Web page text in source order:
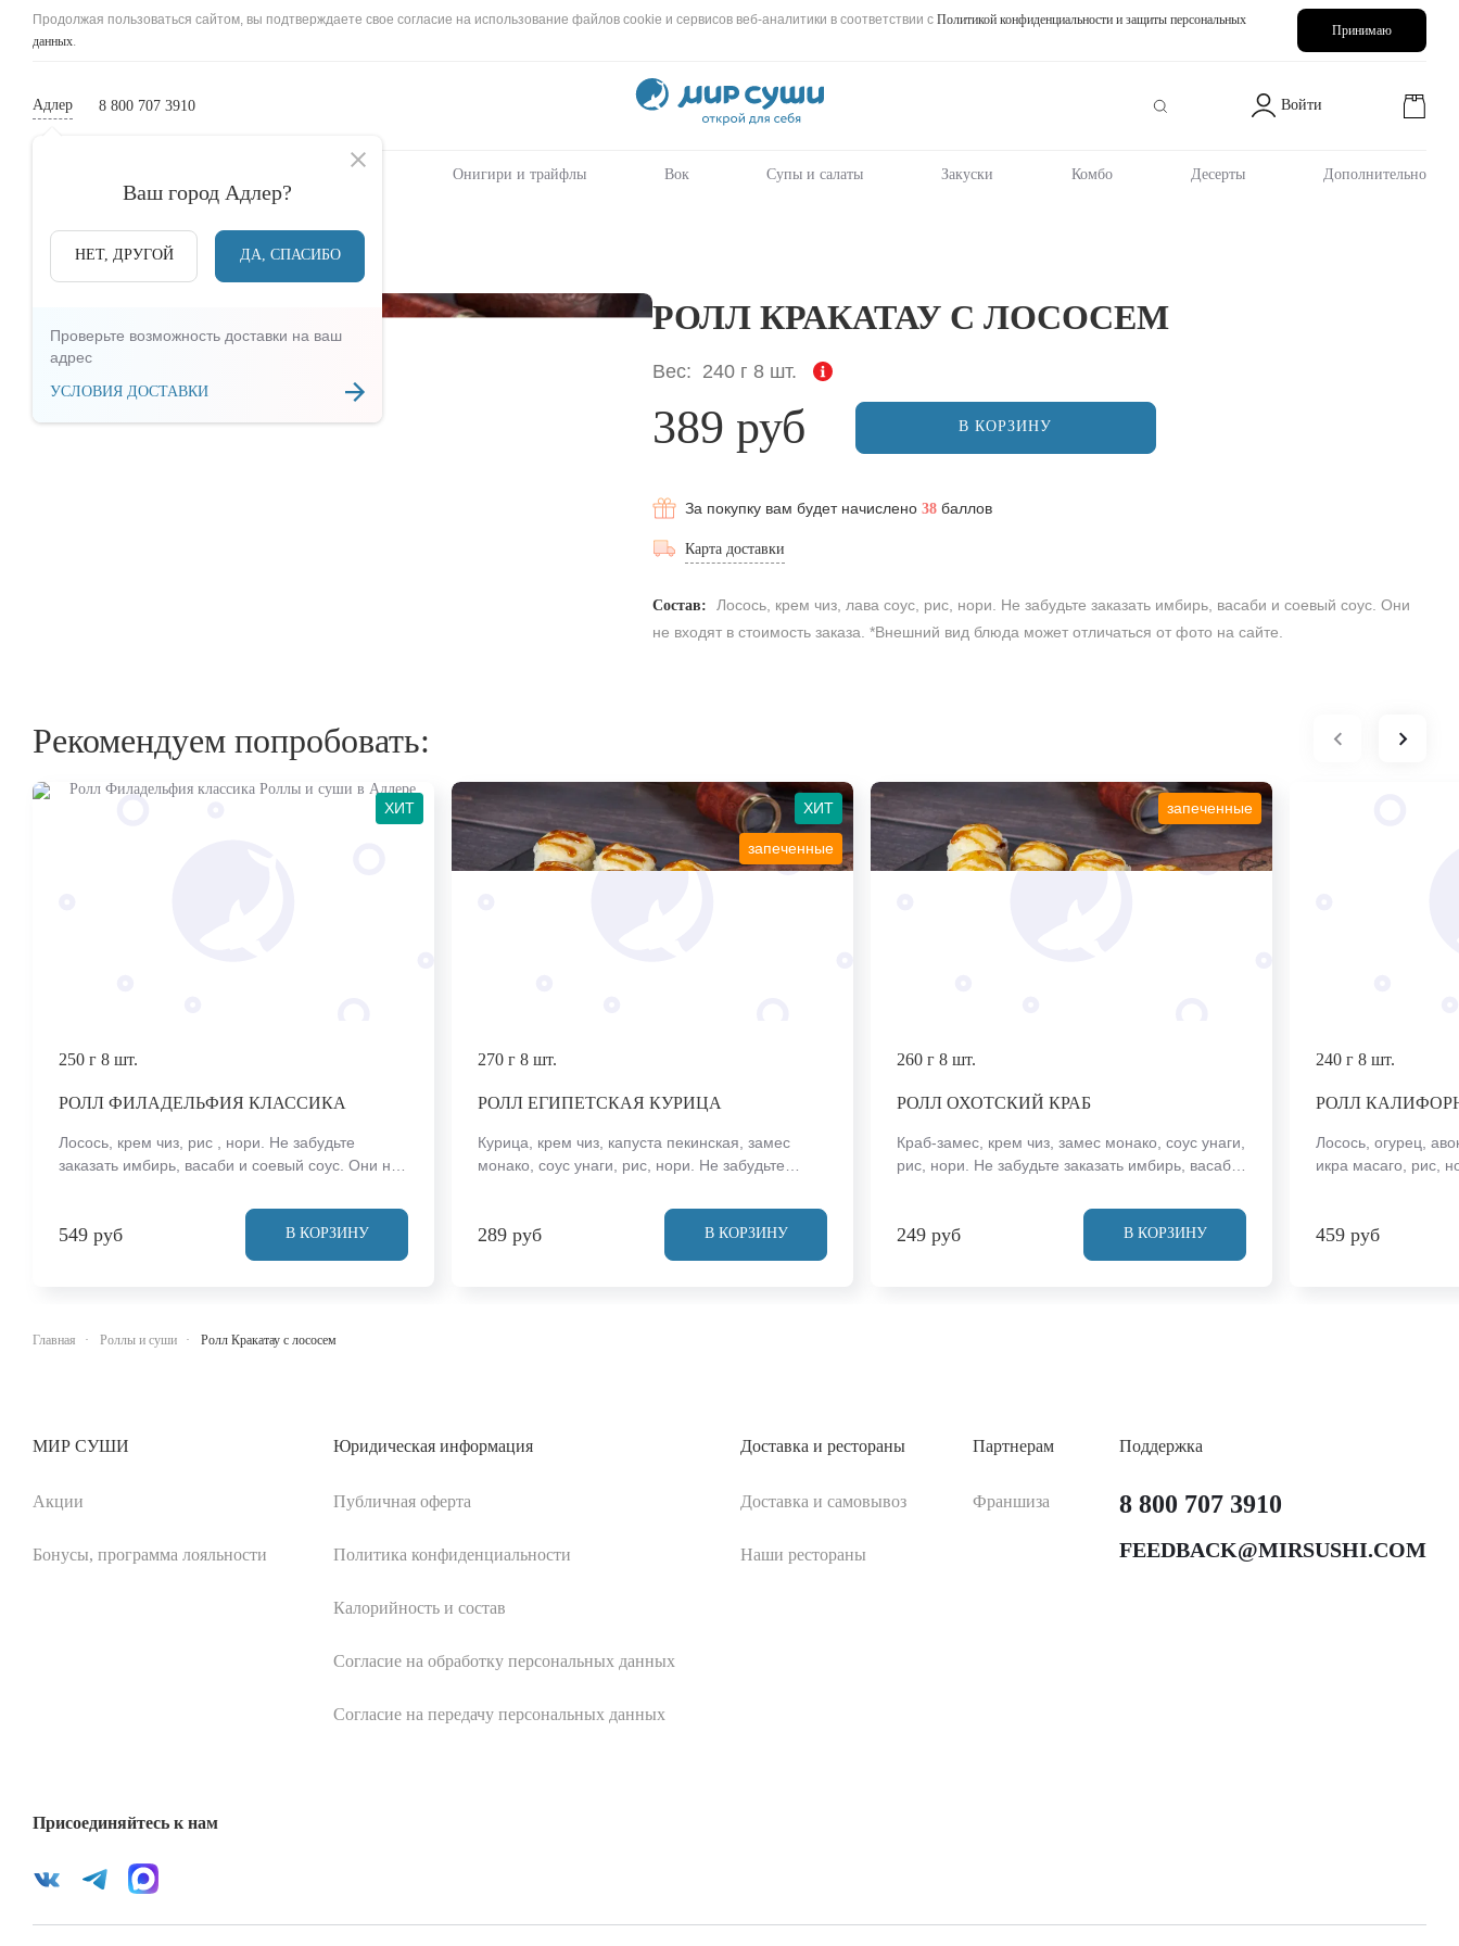
Принимаю
Продолжая пользоваться сайтом, вы подтверждаете свое согласие на использование файлов cookie и сервисов веб-аналитики в соответствии с Политикой конфиденциальности и защиты персональных
данных.
Адлер
Ваш город Адлер?
НЕТ, ДРУГОЙ ДА, СПАСИБО
Проверьте возможность доставки на ваш
адрес
УСЛОВИЯ ДОСТАВКИ
8 800 707 3910
заказать
вкусные
сеты
на
Войти
Онигири и трайфлы Вок Супы и салаты Закуски Комбо Десерты Дополнительно
НАЗАД
РОЛЛ КРАКАТАУ С ЛОСОСЕМ
Вес: 240 г 8 шт.
ценность:
240
Вес, г
5.6
389 руб В КОРЗИНУ
За покупку вам будет начислено 38 баллов
Карта доставки
Состав:
Лосось, крем чиз, лава соус, рис, нори. Не забудьте заказать имбирь, васаби и соевый соус. Они
не входят в стоимость заказа. *Внешний вид блюда может отличаться от фото на сайте.
Рекомендуем попробовать:
ХИТ
250 г 8 шт.
РОЛЛ ФИЛАДЕЛЬФИЯ КЛАССИКА
Лосось, крем чиз, рис , нори. Не забудьте
заказать имбирь, васаби и соевый соус. Они не
может отличаться от фото на сайте.
549 руб В КОРЗИНУ
ХИТ
запеченные
270 г 8 шт.
РОЛЛ ЕГИПЕТСКАЯ КУРИЦА
Курица, крем чиз, капуста пекинская, замес
монако, соус унаги, рис, нори. Не забудьте
входят в стоимость заказа. *Внешний вид блюда
может отличаться от фото на сайте.
289 руб В КОРЗИНУ
запеченные
260 г 8 шт.
РОЛЛ ОХОТСКИЙ КРАБ
Краб-замес, крем чиз, замес монако, соус унаги,
рис, нори. Не забудьте заказать имбирь, васаби
заказа. *Внешний вид блюда может отличаться
от фото на сайте.
249 руб В КОРЗИНУ
240 г 8 шт.
РОЛЛ
Лосось, огурец,
икра масаго, рис,
отличаться от
459 руб
Главная Роллы и суши Ролл Кракатау с лососем
МИР СУШИ
Акции
Бонусы, программа лояльности
Юридическая информация
Публичная оферта
Политика конфиденциальности
Калорийность и состав
Согласие на обработку персональных данных
Согласие на передачу персональных данных
Доставка и рестораны
Доставка и самовывоз
Наши рестораны
Партнерам
Франшиза
Поддержка
8 800 707 3910
FEEDBACK@MIRSUSHI.COM
Присоединяйтесь к нам